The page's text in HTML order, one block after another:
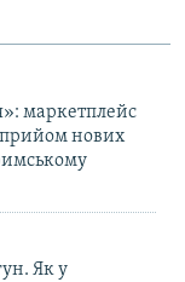
маркетплейс
нових
Як у